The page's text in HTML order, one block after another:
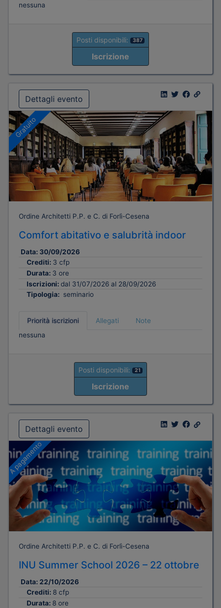
nessuna
Posti disponibili: 387
Iscrizione
Dettagli evento
Gratuito
Ordine Architetti P.P. e C. di Forlì-Cesena
Comfort abitativo e salubrità indoor
Data: 30/09/2026
Crediti: 3 cfp
Durata: 3 ore
Iscrizioni: dal 31/07/2026 al 28/09/2026
Tipologia: seminario
Priorità iscrizioni Allegati
Note
nessuna
Posti disponibili: 21
Iscrizione
Dettagli evento
A pagamento
Ordine Architetti P.P. e C. di Forlì-Cesena
INU Summer School 2026 – 22 ottobre
Data: 22/10/2026
Crediti: 8 cfp
Durata: 8 ore